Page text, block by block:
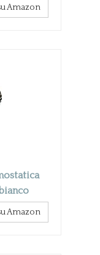
Amazon
Amazon